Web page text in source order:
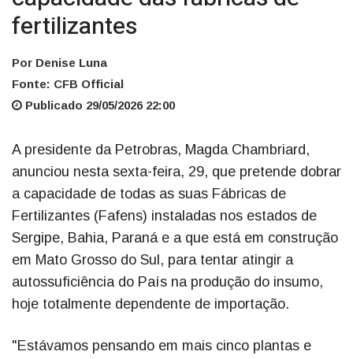
fertilizantes
Por Denise Luna
Fonte: CFB Official
Publicado 29/05/2026 22:00
A presidente da Petrobras, Magda Chambriard,
anunciou nesta sexta-feira, 29, que pretende dobrar
a capacidade de todas as suas Fábricas de
Fertilizantes (Fafens) instaladas nos estados de
Sergipe, Bahia, Paraná e a que está em construção
em Mato Grosso do Sul, para tentar atingir a
autossuficiência do País na produção do insumo,
hoje totalmente dependente de importação.
"Estávamos pensando em mais cinco plantas e